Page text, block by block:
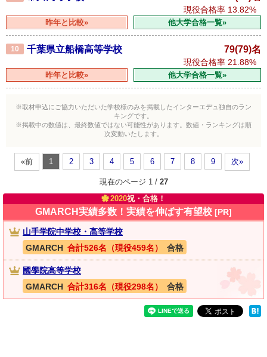
現役合格率 13.82%
昨年と比較» 他大学合格一覧»
10 千葉県立船橋高等学校 79(79)名
現役合格率 21.88%
昨年と比較» 他大学合格一覧»
※取材申込にご協力いただいた学校様のみを掲載したインターエデュ独自のラン
キングです。
※掲載中の数値は、最終数値ではない可能性があります。数値・ランキングは順
次変動いたします。
«前 1 2 3 4 5 6 7 8 9 次»
現在のページ 1 / 27
2020祝・合格！
GMARCH実績多数！実績を伸ばす有望校 [PR]
山手学院中学校・高等学校
GMARCH 合計526名（現役459名） 合格
國學院高等学校
GMARCH 合計316名（現役298名） 合格